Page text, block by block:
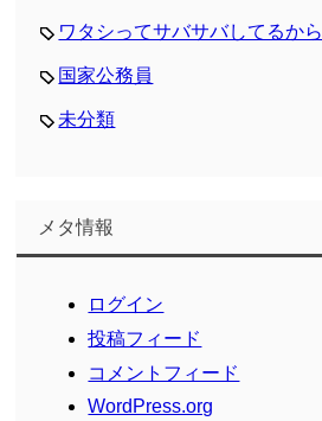
ワタシってサバサバしてるから
国家公務員
未分類
メタ情報
ログイン
投稿フィード
コメントフィード
WordPress.org